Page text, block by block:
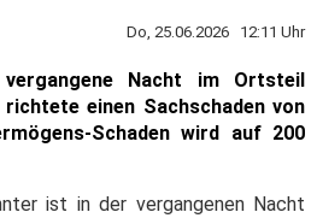
Do, 25.06.2026 12:11 Uhr
Nacht im Ortsteil
richtete einen Sachschaden von
Schaden wird auf 200
ist in der vergangenen Nacht